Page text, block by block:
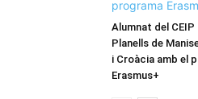
Alumnat del
Planells de
i Croàcia amb el
Erasmus+